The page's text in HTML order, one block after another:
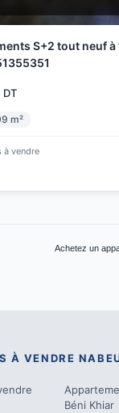
S+2 tout neuf à
DT
m²
à vendre
Achetez un
À VENDRE
Béni Khiar